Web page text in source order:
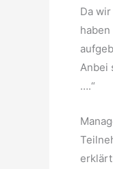
Da
Anbei
….“